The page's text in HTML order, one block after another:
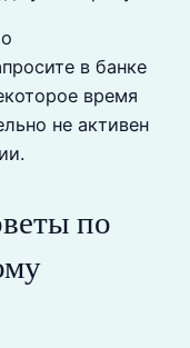
в банке
время
не активен
по